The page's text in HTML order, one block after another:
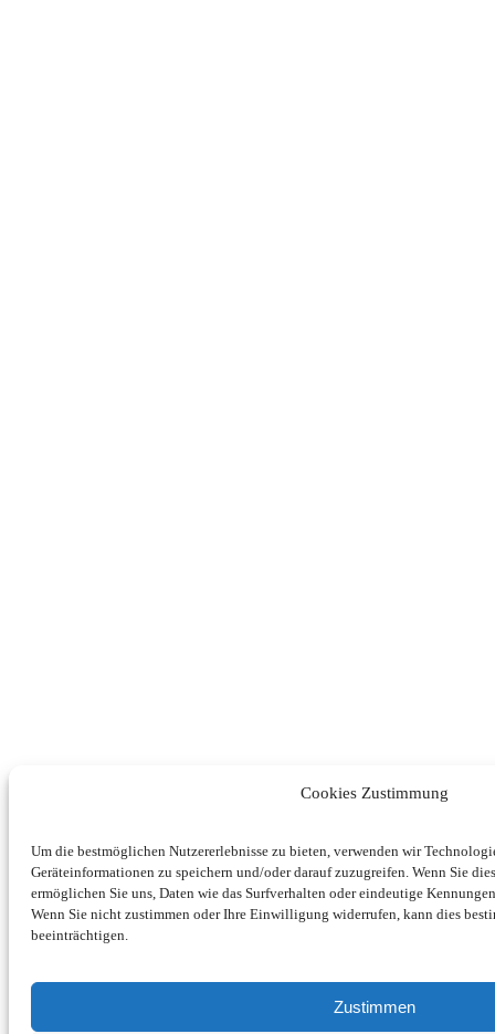
Cookies Zustimmung
Um die bestmöglichen Nutzererlebnisse zu bieten, verwenden wir
Geräteinformationen zu speichern und/oder darauf zuzugreifen. Wenn Sie
ermöglichen Sie uns, Daten wie das Surfverhalten oder eindeutige
Wenn Sie nicht zustimmen oder Ihre Einwilligung widerrufen, kann dies
beeinträchtigen.
Zustimmen